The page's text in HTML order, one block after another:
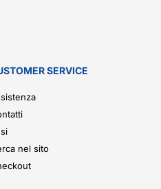
SERVICE
nel sito